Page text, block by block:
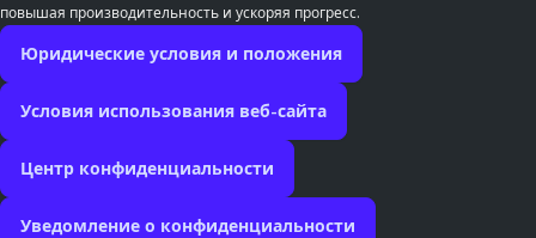
повышая производительность и ускоряя прогресс.
Юридические условия и положения
Условия использования веб-сайта
Центр конфиденциальности
Уведомление о конфиденциальности